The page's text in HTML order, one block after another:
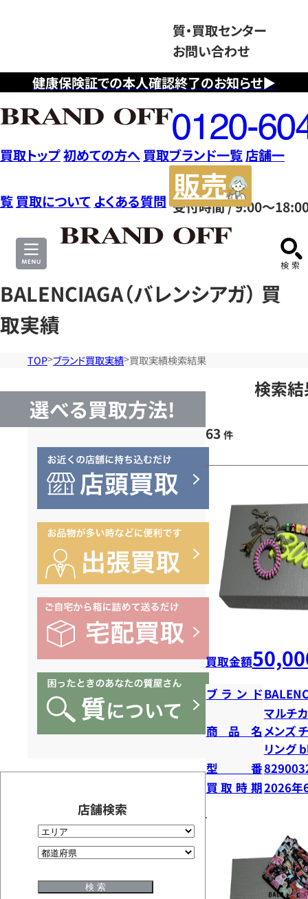
健康保険証での本人確認終了のお知らせ▶
質・買取センター
お問い合わせ
フ
リ
ー
ダ
イ
ヤ
ル
0120604117
受付時間 / 9:00～
買取トップ初めての方へ 買取ブランド一覧店舗一
覧 買取について よくある質問
サ
BALENCIAGA（バレンシアガ） 買
取実績
TOP ブランド買取実績 買取実績検索結果
選べる買取方法!
店舗検索
検索
63 件
買取金額
ブランド
商品名
マルチ
メンズ
リング
型番
買取時期2026年